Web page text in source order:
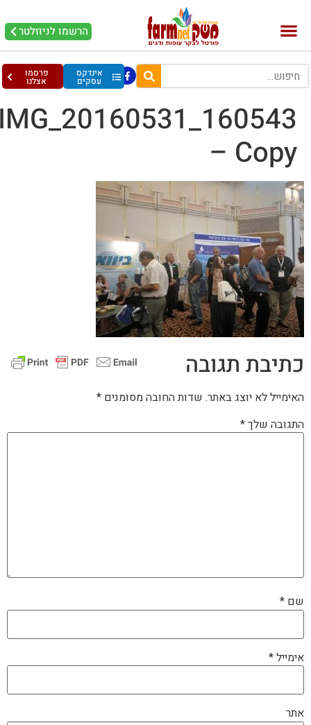
הרשמו לניוזלטר
אינדקס
עסקים
פרסמו
אצלנו
IMG_20160531_160543
– Copy
כתיבת תגובה
האימייל לא יוצג באתר. שדות החובה מסומנים *
התגובה שלך*
שם *
אימייל*
אתר